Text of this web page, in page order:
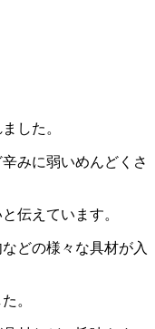
した。
みに弱いめんどくさ
伝えています。
どの様々な具材が入
。